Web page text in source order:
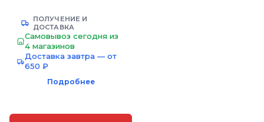
ПОЛУЧЕНИЕ И
ДОСТАВКА
Самовывоз сегодня из
4 магазинов
Доставка завтра — от
650 ₽
Подробнее